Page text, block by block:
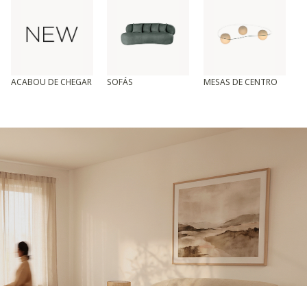
ACABOU DE CHEGAR SOFÁS MESAS DE CENTRO